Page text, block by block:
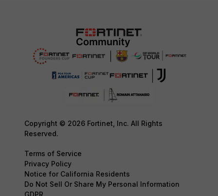
Copyright © 2026 Fortinet, Inc. All Rights
Reserved.
Terms of Service
Privacy Policy
Notice for California Residents
Do Not Sell Or Share My Personal Information
GDPR